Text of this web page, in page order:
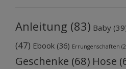
Anleitung (83) Baby
(47) Ebook (36) Errungenschaften
Geschenke (68) Hose